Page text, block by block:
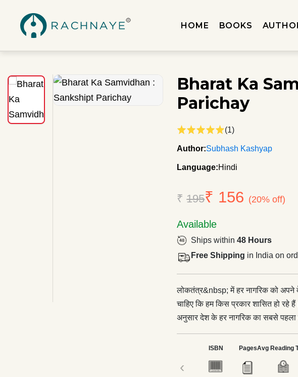
HOME BOOKS
Bharat Ka
Parichay
(1)
Author:Subhash Kashyap
Language:Hindi
₹195₹ 156 (20% off)
Available
Ships within48 Hours
Free Shipping in India on
लोकतंत्र&nbsp; में हर नागरिक को अपने
चाहिए कि हम किस प्रकार शासित हो रहे
अनुसार देश के हर नागरिक का सबसे पहला
संवैधानिक निरक्षरता है। ऐसी स्थिति में
लिए यह किताब अत्‍यन्‍त उपयोगी है।
काश्‍यप ने सरल और सुगम शब्‍दों में पुस्‍तक
‹
ISBN PagesAvg Reading